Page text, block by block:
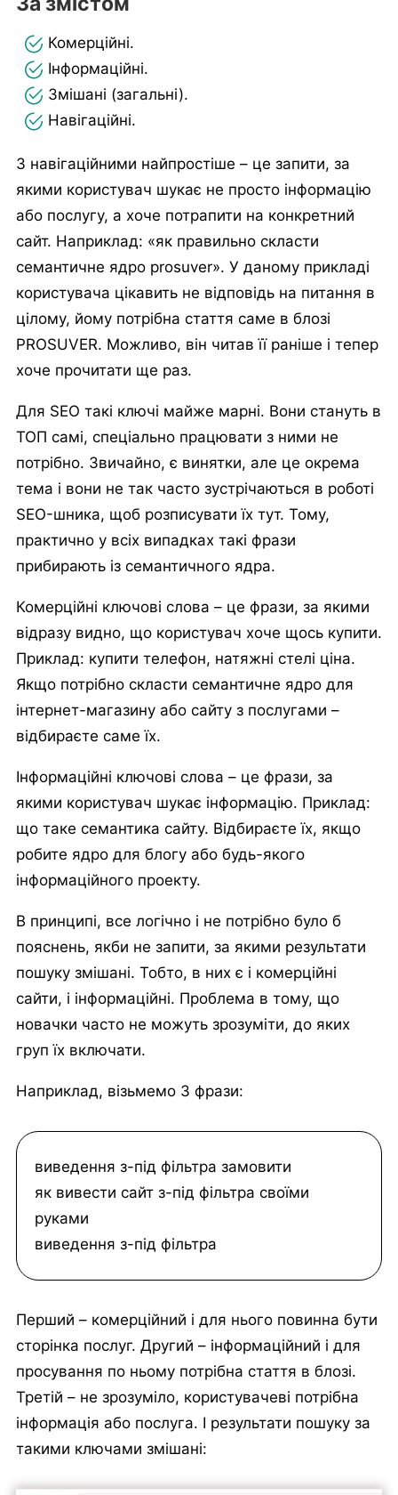
Комерційні.
Інформаційні.
Змішані (загальні).
Навігаційні.
З навігаційними найпростіше – це запити, за
якими користувач шукає не просто інформацію
або послугу, а хоче потрапити на конкретний
сайт. Наприклад: «як правильно скласти
семантичне ядро prosuver». У даному прикладі
користувача цікавить не відповідь на питання в
цілому, йому потрібна стаття саме в блозі
PROSUVER. Можливо, він читав її раніше і тепер
хоче прочитати ще раз.
Для SEO такі ключі майже марні. Вони стануть в
ТОП самі, спеціально працювати з ними не
потрібно. Звичайно, є винятки, але це окрема
тема і вони не так часто зустрічаються в роботі
SEO-шника, щоб розписувати їх тут. Тому,
практично у всіх випадках такі фрази
прибирають із семантичного ядра.
Комерційні ключові слова – це фрази, за якими
відразу видно, що користувач хоче щось купити.
Приклад: купити телефон, натяжні стелі ціна.
Якщо потрібно скласти семантичне ядро для
інтернет-магазину або сайту з послугами –
відбираєте саме їх.
Інформаційні ключові слова – це фрази, за
якими користувач шукає інформацію. Приклад:
що таке семантика сайту. Відбираєте їх, якщо
робите ядро для блогу або будь-якого
інформаційного проекту.
В принципі, все логічно і не потрібно було б
пояснень, якби не запити, за якими результати
пошуку змішані. Тобто, в них є і комерційні
сайти, і інформаційні. Проблема в тому, що
новачки часто не можуть зрозуміти, до яких
груп їх включати.
Наприклад, візьмемо 3 фрази:
виведення з-під фільтра замовити
як вивести сайт з-під фільтра своїми
руками
виведення з-під фільтра
Перший – комерційний і для нього повинна бути
сторінка послуг. Другий – інформаційний і для
просування по ньому потрібна стаття в блозі.
Третій – не зрозуміло, користувачеві потрібна
інформація або послуга. І результати пошуку за
такими ключами змішані: